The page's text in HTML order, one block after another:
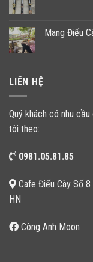
Mang Điếu
LIÊN HỆ
Quý khách có nhu
tôi theo:
0981.05.81.85
Cafe Điếu Cày Số
HN
Công Anh Moon